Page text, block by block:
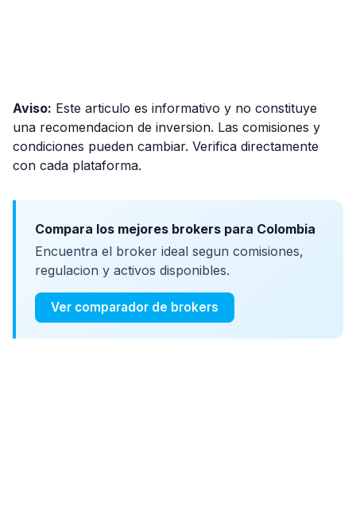
Aviso: Este articulo es informativo y no constituye
una recomendacion de inversion. Las comisiones y
condiciones pueden cambiar. Verifica directamente
con cada plataforma.
Compara los mejores brokers para Colombia
Encuentra el broker ideal segun comisiones,
regulacion y activos disponibles.
Ver comparador de brokers